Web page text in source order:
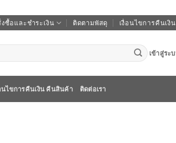
ซื้อและชำระเงิน ติดตามพัสดุ เงื่อนไขการคืนเ
เข้าสู่ระ
นไขการคืนเงิน คืนสินค้า ติดต่อเรา